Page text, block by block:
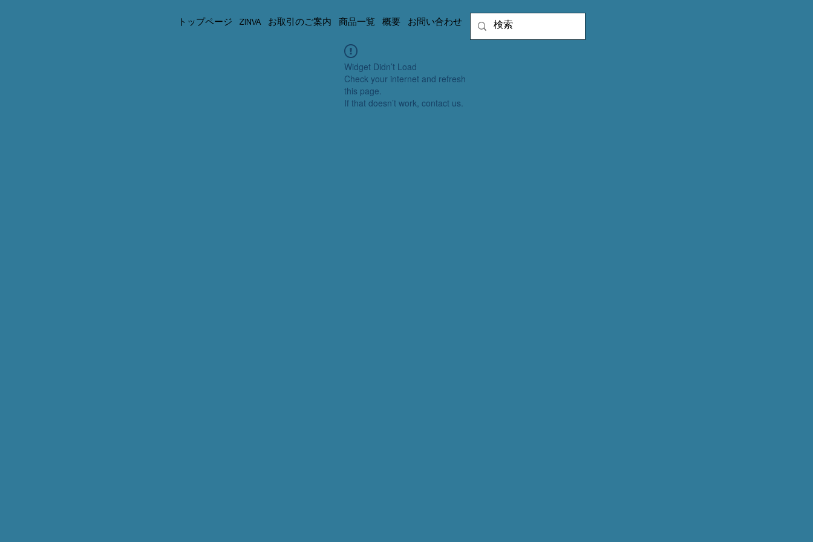
トップページ ZINVA お取引のご案内 商品一覧 概要 お問い合わせ
Widget Didn’t Load
Check your internet and refresh
this page.
If that doesn’t work, contact us.